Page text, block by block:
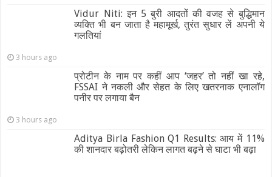
Vidur Niti: इन 5 बुरी आदतों की वजह से बुद्धिमान
व्यक्ति भी बन जाता है महामूर्ख, तुरंत सुधार लें अपनी ये
गलतियां
3 hours ago
प्रोटीन के नाम पर कहीं आप ‘जहर’ तो नहीं खा रहे,
FSSAI ने नकली और सेहत के लिए खतरनाक एनालॉग
पनीर पर लगाया बैन
3 hours ago
Aditya Birla Fashion Q1 Results: आय में 11%
की शानदार बढ़ोतरी लेकिन लागत बढ़ने से घाटा भी बढ़ा